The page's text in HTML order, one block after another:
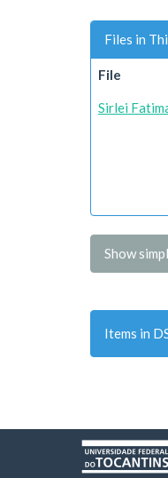
Files in
File
Sirlei
Show
Items in